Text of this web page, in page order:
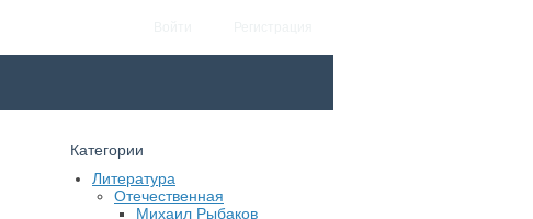
Категории
Литература
Отечественная
Михаил Рыбаков